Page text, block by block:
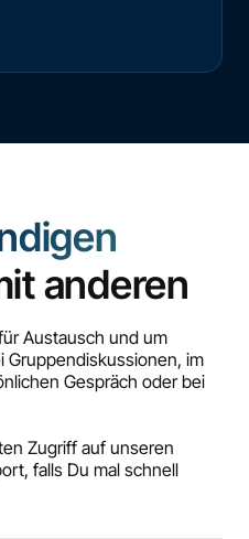
anderen
Austausch und um
Gruppendiskussionen, im
Gespräch oder bei
Zugriff auf unseren
falls Du mal schnell